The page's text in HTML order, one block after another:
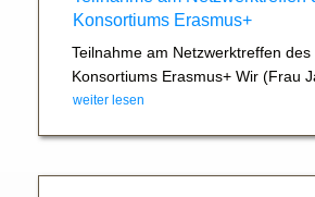
Konsortiums Erasmus+
Teilnahme am Netzwerktreffen des
Konsortiums Erasmus+ Wir (Frau
weiter lesen